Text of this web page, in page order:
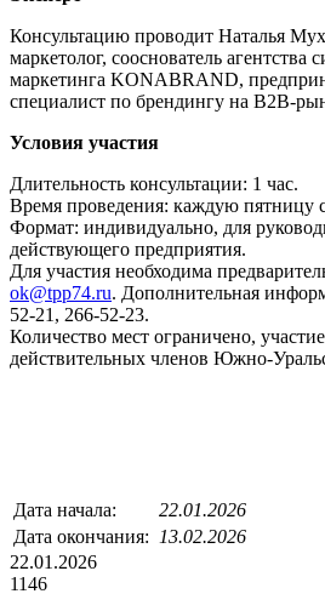
Консультацию проводит Наталья
маркетолог, сооснователь агентства
маркетинга KONABRAND,
специалист по брендингу на B2B-
Условия участия
Длительность консультации: 1 час.
​Время проведения: каждую пятницу
Формат: индивидуально, для
действующего предприятия.
Для участия необходима
ok@tpp74.ru. Дополнительная
52-21, 266-52-23.
Количество мест ограничено,
действительных членов Южно-
Дата начала:
22.01.2026
Дата окончания:
13.02.2026
22.01.2026
1146